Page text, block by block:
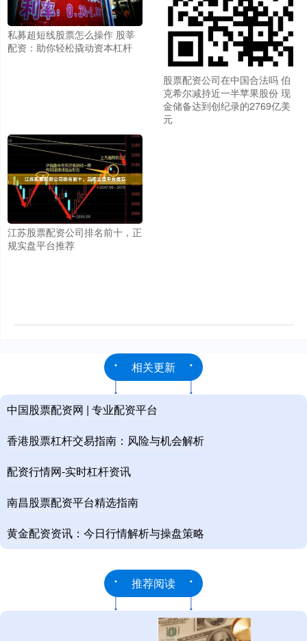
私募超短线股票怎么操作 股莘
配资：助你轻松撬动资本杠杆
股票配资公司在中国合法吗 伯
克希尔减持近一半苹果股份 现
金储备达到创纪录的2769亿美
元
江苏股票配资公司排名前十，正
规实盘平台推荐
相关更新
中国股票配资网 | 专业配资平台
香港股票杠杆交易指南：风险与机会解析
配资行情网-实时杠杆资讯
南昌股票配资平台精选指南
黄金配资资讯：今日行情解析与操盘策略
推荐阅读